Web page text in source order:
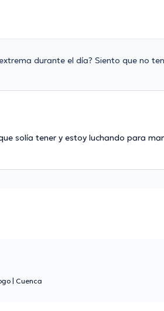
durante el día? Siento que no
solía tener y estoy luchando para
Cuenca